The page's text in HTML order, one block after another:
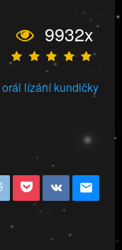
9932x
orál lízání kundičky